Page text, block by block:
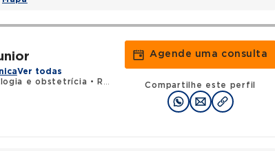
Ver todas
e obstetrícia •
RQE 12641 - Medicina do tráfego
Agende uma consulta
Compartilhe este perfil